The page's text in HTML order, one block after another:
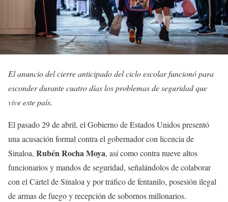
El anuncio del cierre anticipado del ciclo escolar funcionó para
esconder durante cuatro días los problemas de seguridad que
vive este país.
El pasado 29 de abril, el Gobierno de Estados Unidos presentó
una acusación formal contra el gobernador con licencia de
Sinaloa, Rubén Rocha Moya, así como contra nueve altos
funcionarios y mandos de seguridad, señalándolos de colaborar
con el Cártel de Sinaloa y por tráfico de fentanilo, posesión ilegal
de armas de fuego y recepción de sobornos millonarios.